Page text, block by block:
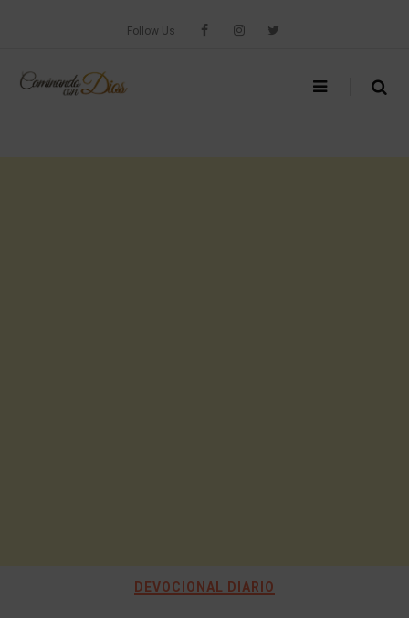
Follow Us
DEVOCIONAL DIARIO